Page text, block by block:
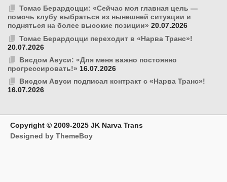
Томас Берардоцци: «Сейчас моя главная цель —
помочь клубу выбраться из нынешней ситуации и
подняться на более высокие позиции» 20.07.2026
Томас Берардоцци переходит в «Нарва Транс»!
20.07.2026
Висдом Авуси: «Для меня важно постоянно
прогрессировать!» 16.07.2026
Висдом Авуси подписал контракт с «Нарва Транс»!
16.07.2026
Copyright © 2009-2025 JK Narva Trans
Designed by ThemeBoy